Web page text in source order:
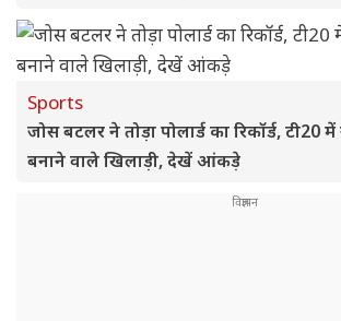
Sports
जोस बटलर ने तोड़ा पोलार्ड का रिकॉर्ड, टी20
बनाने वाले खिलाड़ी, देखें आंकड़े